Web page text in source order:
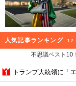
人気記事ランキング
不思議ベスト10！
トランプ大統領に「